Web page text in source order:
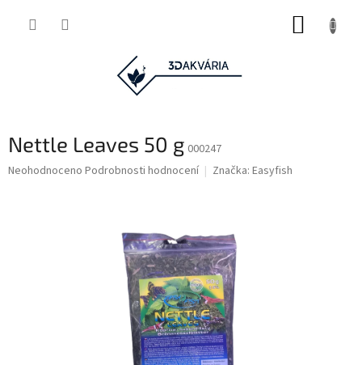
Nettle Leaves 50 g 000247
Průměrné
Neohodnoceno Podrobnosti hodnocení Značka: Easyfish